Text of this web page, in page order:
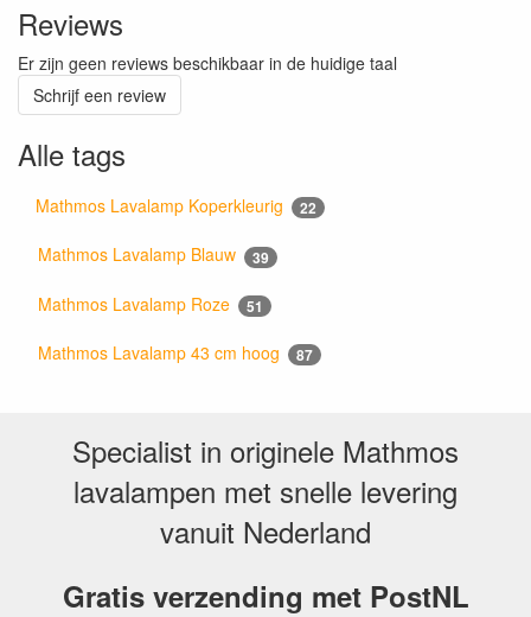
Reviews
Er zijn geen reviews beschikbaar in de huidige taal
Schrijf een review
Alle tags
Mathmos Lavalamp Koperkleurig 22
Mathmos Lavalamp Blauw 39
Mathmos Lavalamp Roze 51
Mathmos Lavalamp 43 cm hoog 87
Specialist in originele Mathmos
lavalampen met snelle levering
vanuit Nederland
Gratis verzending met PostNL